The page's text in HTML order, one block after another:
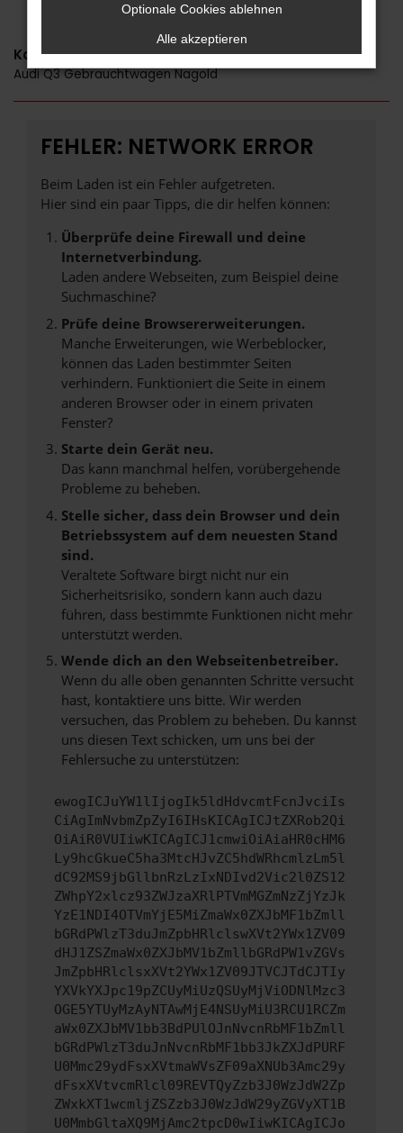
Kategorie
Audi Q3 Gebrauchtwagen Nagold
FEHLER: NETWORK ERROR
Beim Laden ist ein Fehler aufgetreten.
Hier sind ein paar Tipps, die dir helfen können:
Überprüfe deine Firewall und deine
Internetverbindung.
Laden andere Webseiten, zum Beispiel deine
Suchmaschine?
Prüfe deine Browsererweiterungen.
Manche Erweiterungen, wie Werbeblocker,
können das Laden bestimmter Seiten
verhindern. Funktioniert die Seite in einem
anderen Browser oder in einem privaten
Fenster?
Starte dein Gerät neu.
Das kann manchmal helfen, vorübergehende
Probleme zu beheben.
Stelle sicher, dass dein Browser und dein
Betriebssystem auf dem neuesten Stand
sind.
Veraltete Software birgt nicht nur ein
Sicherheitsrisiko, sondern kann auch dazu
führen, dass bestimmte Funktionen nicht mehr
unterstützt werden.
Wende dich an den Webseitenbetreiber.
Wenn du alle oben genannten Schritte versucht
hast, kontaktiere uns bitte. Wir werden
versuchen, das Problem zu beheben. Du kannst
uns diesen Text schicken, um uns bei der
Fehlersuche zu unterstützen:
ewogICJuYW1lIjogIk5ldHdvcmtFcnJvciIs
CiAgImNvbmZpZyI6IHsKICAgICJtZXRob2Qi
OiAiR0VUIiwKICAgICJ1cmwiOiAiaHR0cHM6
Ly9hcGkueC5ha3MtcHJvZC5hdWRhcmlzLm5l
dC92MS9jbGllbnRzLzIxNDIvd2Vic2l0ZS12
ZWhpY2xlcz93ZWJzaXRlPTVmMGZmNzZjYzJk
YzE1NDI4OTVmYjE5MiZmaWx0ZXJbMF1bZmll
bGRdPWlzT3duJmZpbHRlclswXVt2YWx1ZV09
dHJ1ZSZmaWx0ZXJbMV1bZmllbGRdPW1vZGVs
JmZpbHRlclsxXVt2YWx1ZV09JTVCJTdCJTIy
YXVkYXJpc19pZCUyMiUzQSUyMjViODNlMzc3
OGE5YTUyMzAyNTAwMjE4NSUyMiU3RCU1RCZm
aWx0ZXJbMV1bb3BdPUlOJnNvcnRbMF1bZmll
bGRdPWlzT3duJnNvcnRbMF1bb3JkZXJdPURF
U0Mmc29ydFsxXVtmaWVsZF09aXNUb3Amc29y
dFsxXVtvcmRlcl09REVTQyZzb3J0WzJdW2Zp
ZWxkXT1wcmljZSZzb3J0WzJdW29yZGVyXT1B
U0MmbGltaXQ9MjAmc2tpcD0wIiwKICAgICJo
Optionale Cookies ablehnen
Alle akzeptieren